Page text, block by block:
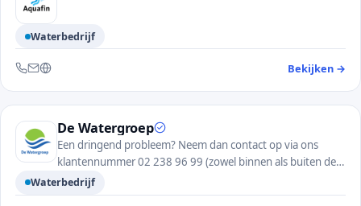
Waterbedrijf
Bereikbaar via telefoon, e-mail en website Bekijken →
De Watergroep
Een dringend probleem? Neem dan contact op via ons
klantennummer 02 238 96 99 (zowel binnen als buiten de
kantooruren).
Waterbedrijf